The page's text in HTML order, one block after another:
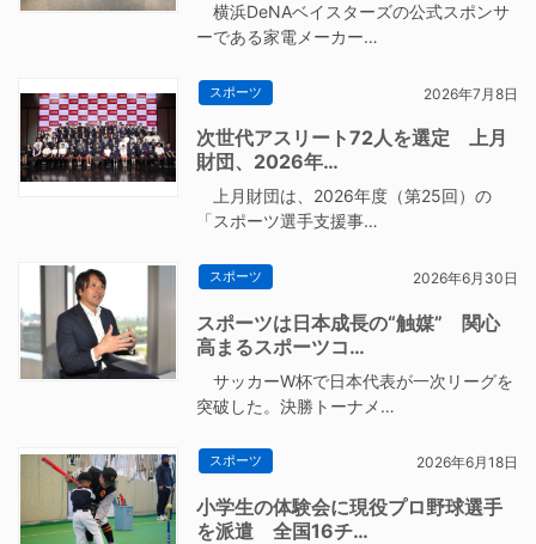
横浜DeNAベイスターズの公式スポンサ
ーである家電メーカー…
スポーツ 2026年7月8日
次世代アスリート72人を選定 上月
財団、2026年…
上月財団は、2026年度（第25回）の
「スポーツ選手支援事…
スポーツ 2026年6月30日
スポーツは日本成長の“触媒” 関心
高まるスポーツコ…
サッカーW杯で日本代表が一次リーグを
突破した。決勝トーナメ…
スポーツ 2026年6月18日
小学生の体験会に現役プロ野球選手
を派遣 全国16チ…